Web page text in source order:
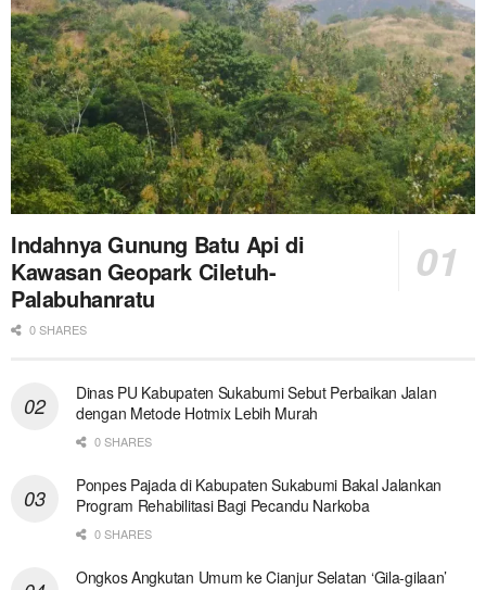
Indahnya Gunung Batu Api di
Kawasan Geopark Ciletuh-
Palabuhanratu
0 SHARES
Dinas PU Kabupaten Sukabumi Sebut Perbaikan Jalan
dengan Metode Hotmix Lebih Murah
0 SHARES
Ponpes Pajada di Kabupaten Sukabumi Bakal Jalankan
Program Rehabilitasi Bagi Pecandu Narkoba
0 SHARES
Ongkos Angkutan Umum ke Cianjur Selatan ‘Gila-gilaan’